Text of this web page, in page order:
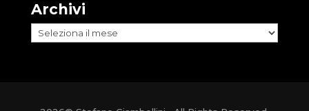
Archivi
Archivi